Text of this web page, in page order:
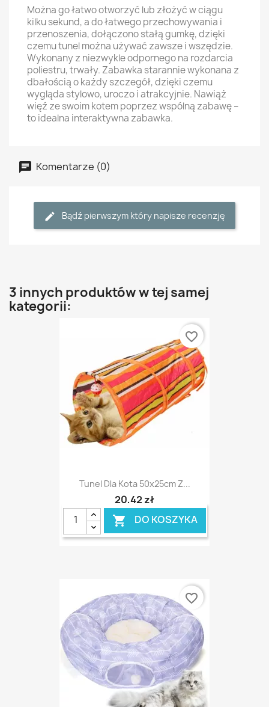
Można go łatwo otworzyć lub złożyć w ciągu
kilku sekund, a do łatwego przechowywania i
przenoszenia, dołączono stałą gumkę, dzięki
czemu tunel można używać zawsze i wszędzie.
Wykonany z niezwykle odpornego na rozdarcia
poliestru, trwały. Zabawka starannie wykonana z
dbałością o każdy szczegół, dzięki czemu
wygląda stylowo, uroczo i atrakcyjnie. Nawiąż
więź ze swoim kotem poprzez wspólną zabawę –
to idealna interaktywna zabawka.
Komentarze (0)
Bądź pierwszym który napisze recenzję
3 innych produktów w tej samej
kategorii:
Tunel Dla Kota 50x25cm Z...
20,42 zł
 DO KOSZYKA
favorite_border
favorite_border